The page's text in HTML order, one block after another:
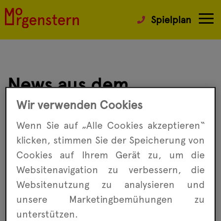
Spielplan
News aus dem
Morgenstern
Wenn Ihr auf dem Laufenden bleiben wollt,
was im Morgenstern passiert, dann könnt Ihr
immer mal wieder in den News stöbern.
Besondere Veranstaltungen findet Ihr unter
. Oder aber Ihr besucht uns auf
Facebook
oderInstagram .
Wir verwenden Cookies
Wenn Sie auf „Alle Cookies akzeptieren“
klicken, stimmen Sie der Speicherung von
Cookies auf Ihrem Gerät zu, um die
Websitenavigation zu ver­bessern, die
Website­nutzung zu analysieren und
unsere Marketing­bemühungen zu
unterstützen.